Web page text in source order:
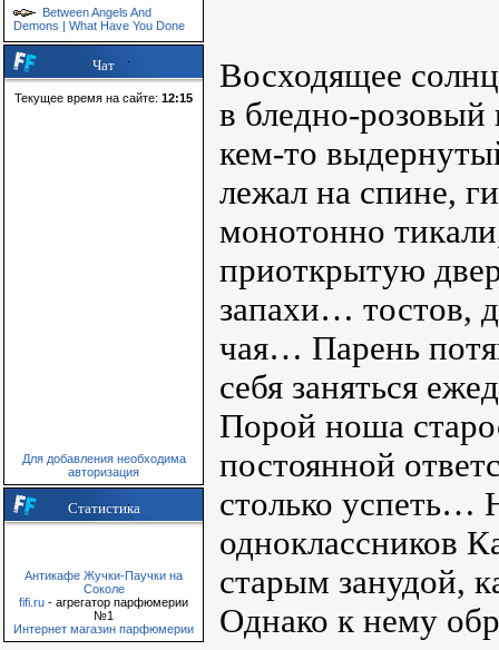
Between Angels And
Demons | What Have You Done
Чат
Текущее время на сайте: 12:15
Для добавления необходима
авторизация
Статистика
Антикафе Жучки-Паучки на
Соколе
fifi.ru - агрегатор парфюмерии
№1
Интернет магазин парфюмерии
Восходящее
в бледно-розовый
кем-то
лежал на спине,
монотонно
приоткрытую
запахи… тостов,
чая… Парень
себя заняться
Порой ноша
постоянной
столько успеть…
одноклассников
старым занудой,
Однако к нему